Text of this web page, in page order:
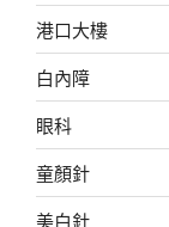
港口大樓
白內障
眼科
童顏針
美白針